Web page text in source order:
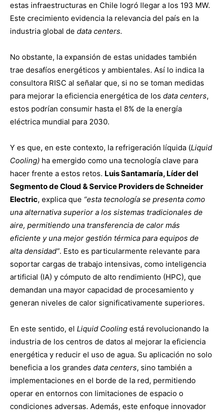
estas infraestructuras en Chile logró llegar a los 193 MW.
Este crecimiento evidencia la relevancia del país en la
industria global de data centers.
No obstante, la expansión de estas unidades también
trae desafíos energéticos y ambientales. Así lo indica la
consultora RISC al señalar que, si no se toman medidas
para mejorar la eficiencia energética de los data centers,
estos podrían consumir hasta el 8% de la energía
eléctrica mundial para 2030.
Y es que, en este contexto, la refrigeración líquida (Liquid
Cooling) ha emergido como una tecnología clave para
hacer frente a estos retos. Luis Santamaría, Líder del
Segmento de Cloud & Service Providers de Schneider
Electric, explica que “esta tecnología se presenta como
una alternativa superior a los sistemas tradicionales de
aire, permitiendo una transferencia de calor más
eficiente y una mejor gestión térmica para equipos de
alta densidad”. Esto es particularmente relevante para
soportar cargas de trabajo intensivas, como inteligencia
artificial (IA) y cómputo de alto rendimiento (HPC), que
demandan una mayor capacidad de procesamiento y
generan niveles de calor significativamente superiores.
En este sentido, el Liquid Cooling está revolucionando la
industria de los centros de datos al mejorar la eficiencia
energética y reducir el uso de agua. Su aplicación no solo
beneficia a los grandes data centers, sino también a
implementaciones en el borde de la red, permitiendo
operar en entornos con limitaciones de espacio o
condiciones adversas. Además, este enfoque innovador